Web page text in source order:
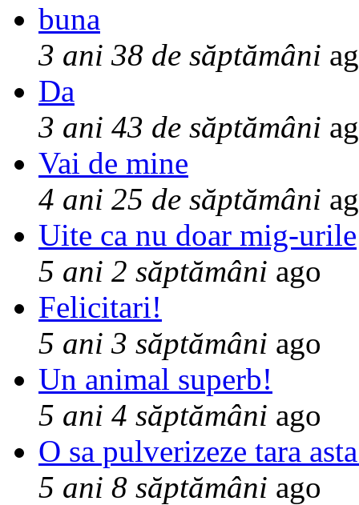
buna
3 ani 38 de săptămâni
Da
3 ani 43 de săptămâni
Vai de mine
4 ani 25 de săptămâni
Uite ca nu doar mig-urile
5 ani 2 săptămâni ago
Felicitari!
5 ani 3 săptămâni ago
Un animal superb!
5 ani 4 săptămâni ago
O sa pulverizeze tara
5 ani 8 săptămâni ago